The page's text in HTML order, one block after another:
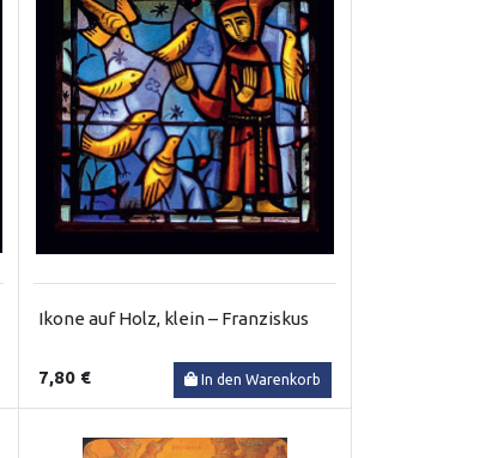
Ikone auf Holz, klein – Franziskus
7,80 € In den Warenkorb